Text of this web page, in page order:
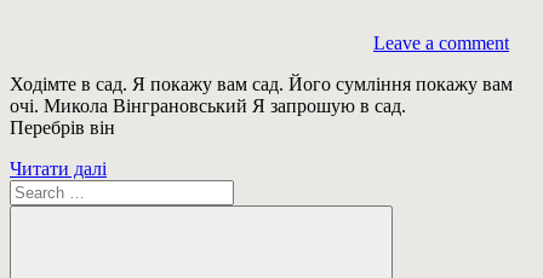
Leave a comment
Ходімте в сад. Я покажу вам сад. Його сумління покажу вам
очі. Микола Вінграновський Я запрошую в сад.
Перебрів він
Читати далі
Пошук: